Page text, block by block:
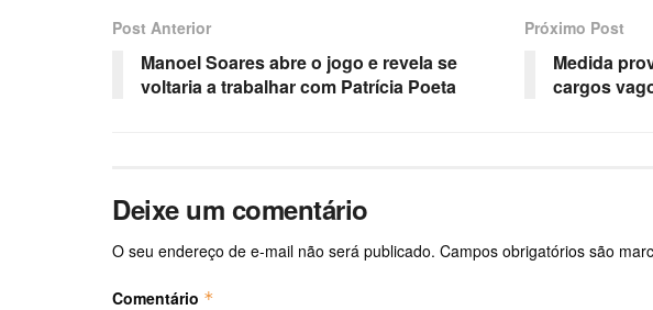
Post Anterior
Manoel Soares abre o jogo e revela se
voltaria a trabalhar com Patrícia Poeta
Próximo Post
Medida
cargos
Deixe um comentário
O seu endereço de e-mail não será publicado. Campos obrigatórios são
Comentário *